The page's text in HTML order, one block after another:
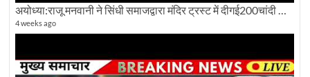
4 weeks ago